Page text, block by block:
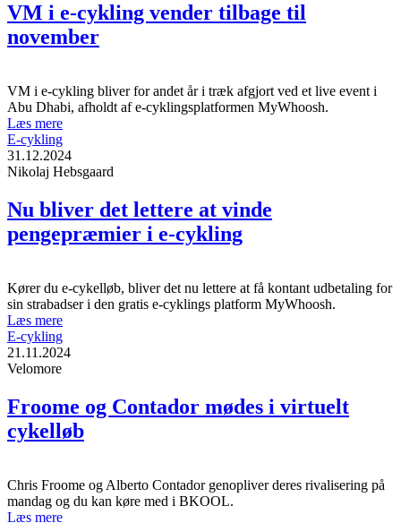
VM i e-cykling vender tilbage til
november
VM i e-cykling bliver for andet år i træk afgjort ved et live event i
Abu Dhabi, afholdt af e-cyklingsplatformen MyWhoosh.
Læs mere
E-cykling
31.12.2024
Nikolaj Hebsgaard
Nu bliver det lettere at vinde
pengepræmier i e-cykling
Kører du e-cykelløb, bliver det nu lettere at få kontant udbetaling for
sin strabadser i den gratis e-cyklings platform MyWhoosh.
Læs mere
E-cykling
21.11.2024
Velomore
Froome og Contador mødes i virtuelt
cykelløb
Chris Froome og Alberto Contador genopliver deres rivalisering på
mandag og du kan køre med i BKOOL.
Læs mere